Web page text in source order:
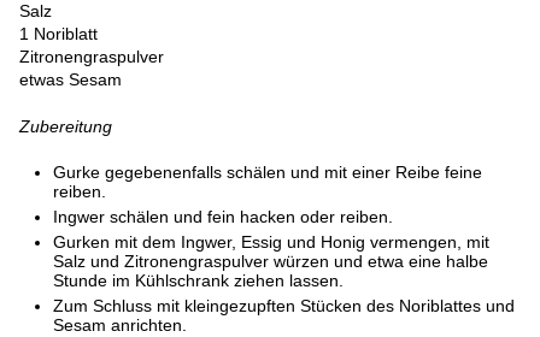
Salz
1 Noriblatt
Zitronengraspulver
etwas Sesam
Zubereitung
Gurke gegebenenfalls schälen und mit einer Reibe feine
reiben.
Ingwer schälen und fein hacken oder reiben.
Gurken mit dem Ingwer, Essig und Honig vermengen, mit
Salz und Zitronengraspulver würzen und etwa eine halbe
Stunde im Kühlschrank ziehen lassen.
Zum Schluss mit kleingezupften Stücken des Noriblattes und
Sesam anrichten.